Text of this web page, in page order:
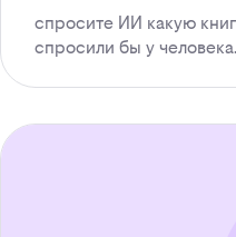
спросите ИИ какую
спросили бы у человека.